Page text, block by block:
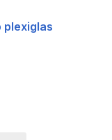
plexiglas